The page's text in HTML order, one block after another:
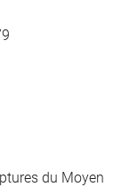
du Moyen